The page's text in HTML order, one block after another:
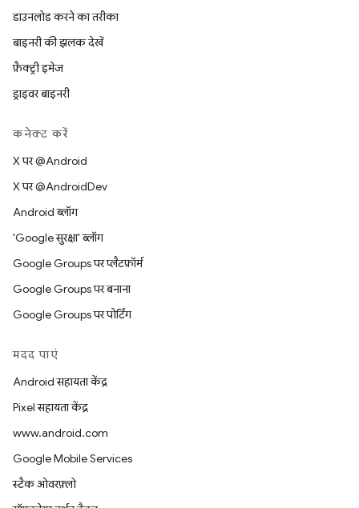
डाउनलोड करने का तरीका
बाइनरी की झलक देखें
फ़ैक्ट्री इमेज
ड्राइवर बाइनरी
कनेक्ट करें
X पर @Android
X पर @AndroidDev
Android ब्लॉग
'Google सुरक्षा' ब्लॉग
Google Groups पर प्लैटफ़ॉर्म
Google Groups पर बनाना
Google Groups पर पोर्टिंग
मदद पाएं
Android सहायता केंद्र
Pixel सहायता केंद्र
www.android.com
Google Mobile Services
स्टैक ओवरफ़्लो